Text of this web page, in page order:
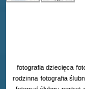
fotografia dziecięca
rodzinna fotografia